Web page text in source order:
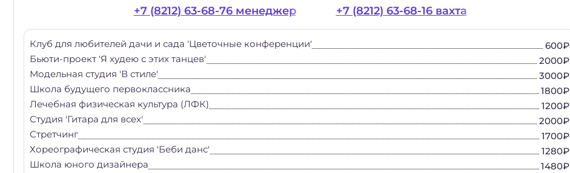
+7 (8212) 63-68-76 менеджер +7 (8212) 63-68-16 вахта
Клуб для любителей дачи и сада 'Цветочные конференции'
600₽
Бьюти-проект 'Я худею с этих танцев'
2000₽
Модельная студия 'В стиле'
3000₽
Школа будущего первоклассника
1800₽
Лечебная физическая культура (ЛФК)
1200₽
Студия 'Гитара для всех'
2000₽
Стретчинг
1700₽
Хореографическая студия 'Беби данс'
1280₽
Школа юного дизайнера
1480₽